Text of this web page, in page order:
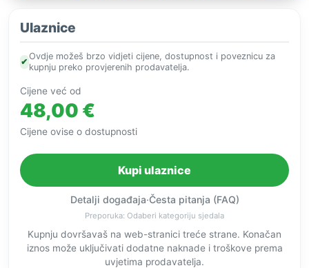
Ulaznice
✔
Ovdje možeš brzo vidjeti cijene, dostupnost i poveznicu za
kupnju preko provjerenih prodavatelja.
Cijene već od
48,00 €
Cijene ovise o dostupnosti
Kupi ulaznice
Detalji događaja·Česta pitanja (FAQ)
Preporuka: Odaberi kategoriju sjedala
Kupnju dovršavaš na web-stranici treće strane. Konačan
iznos može uključivati dodatne naknade i troškove prema
uvjetima prodavatelja.